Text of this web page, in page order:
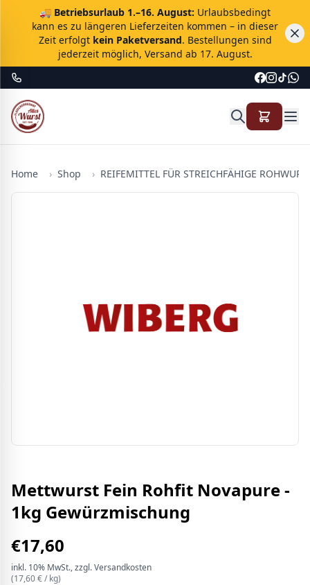
🚚 Betriebsurlaub 1.–16. August: Urlaubsbedingt
kann es zu längeren Lieferzeiten kommen – in dieser
Zeit erfolgt kein Paketversand. Bestellungen sind
jederzeit möglich, Versand ab 17. August.
Home › Shop › REIFEMITTEL FÜR STREICHFÄHIGE
Mettwurst Fein Rohfit Novapure -
1kg Gewürzmischung
€17,60
inkl. 10% MwSt., zzgl. Versandkosten
(17,60€ /kg)